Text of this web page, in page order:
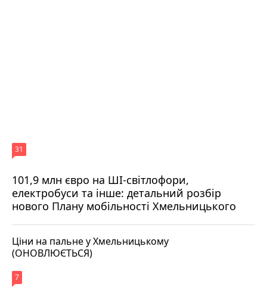
101,9 млн євро на ШІ-світлофори,
електробуси та інше: детальний розбір
нового Плану мобільності Хмельницького
31
Ціни на пальне у Хмельницькому
(ОНОВЛЮЄТЬСЯ)
7